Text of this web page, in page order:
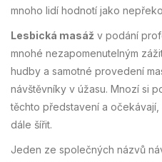
mnoho lidí hodnotí jako
Lesbická masáž v podání
mnohé nezapomenutelným
hudby a samotné provedení
návštěvníky v úžasu. Mnozí si
těchto představení a
dále šířit.
Jeden ze společných názvů